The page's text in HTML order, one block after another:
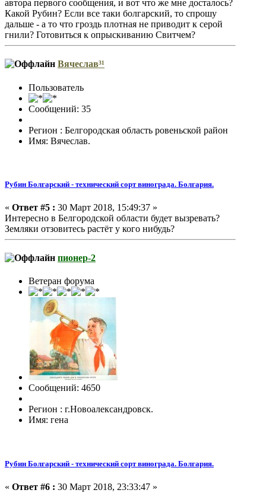
автора первого сообщения, и вот что же мне досталось?
Какой Рубин? Если все таки болгарский, то спрошу
дальше - а то что гроздь плотная не приводит к серой
гнили? Готовиться к опрыскиванию Свитчем?
Вячеслав³¹
Пользователь
Сообщений: 35
Регион : Белгородская область ровеньской район
Имя: Вячеслав.
Рубин Болгарский - технический сорт винограда. Болгария.
« Ответ #5 : 30 Март 2018, 15:49:37 »
Интересно в Белгородской области будет вызревать?
Земляки отзовитесь растёт у кого нибудь?
пионер-2
Ветеран форума
Сообщений: 4650
Регион : г.Новоалександровск.
Имя: гена
Рубин Болгарский - технический сорт винограда. Болгария.
« Ответ #6 : 30 Март 2018, 23:33:47 »